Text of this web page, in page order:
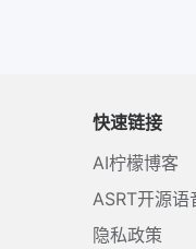
快速链接
AI柠檬博客
ASRT开源语
隐私政策